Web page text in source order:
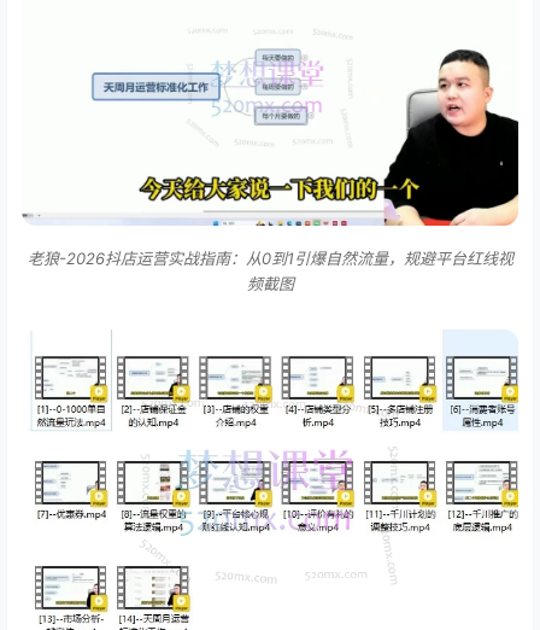
老狼-2026抖店运营实战指南：从0到1引爆自然流量，规避平台红线视
频截图